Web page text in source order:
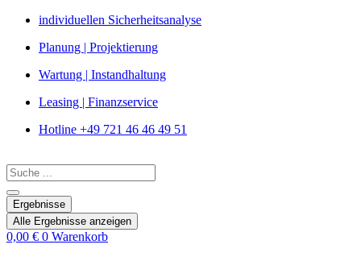
Zum
springen
individuellen Sicherheitsanalyse
Planung | Projektierung
Wartung | Instandhaltung
Leasing | Finanzservice
Hotline +49 721 46 46 49 51
Search
...
Ergebnisse
Alle Ergebnisse anzeigen
0,00 € 0 Warenkorb